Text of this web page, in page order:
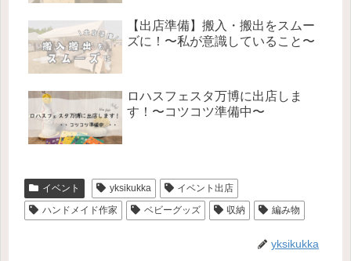
【出店準備】搬入・搬出をスムー
ズに！〜私が意識していること〜
ロハスフェスタ万博に出店しま
す！〜コツコツ準備中〜
イベント yksikukka
イベント出店
ハンドメイド作家
ベビーグッズ 収納 編み物
yksikukka